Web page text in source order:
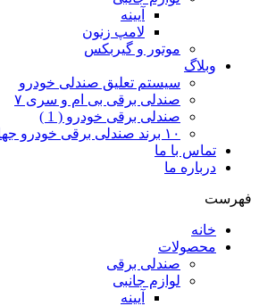
آیینه
لامپ زنون
موتور و گیربکس
وبلاگ
سیستم تعلیق صندلی خودرو
صندلی برقی بی ام و سری ۷
صندلی برقی خودرو ( 1 )
۱۰ برند صندلی برقی خودرو جهان
تماس با ما
درباره ما
فهرست
خانه
محصولات
صندلی برقی
لوازم جانبی
آیینه